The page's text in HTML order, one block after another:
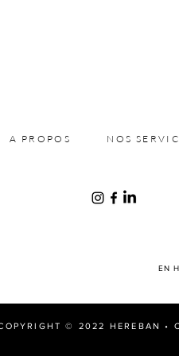
A PROPOS NOS
EN
© 2022 HEREBAN •